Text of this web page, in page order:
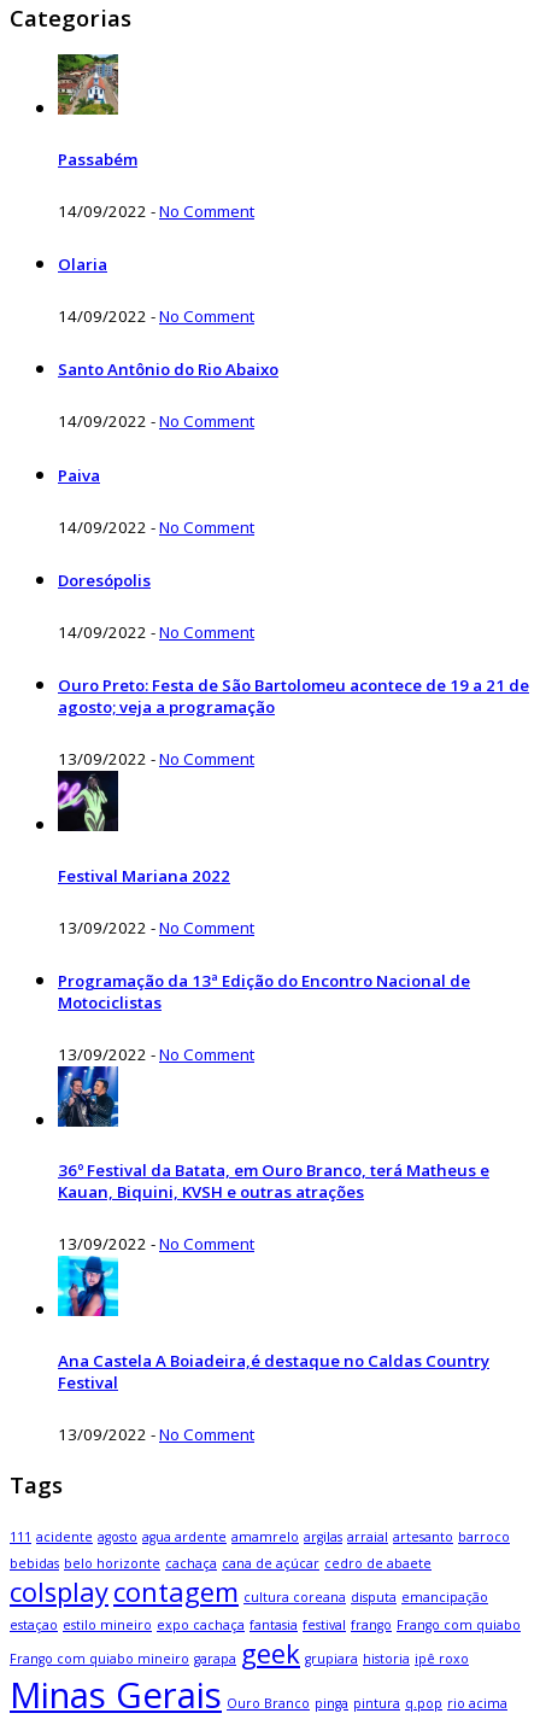
Categorias
Passabém
14/09/2022 -No Comment
Olaria
14/09/2022 -No Comment
Santo Antônio do Rio Abaixo
14/09/2022 -No Comment
Paiva
14/09/2022 -No Comment
Doresópolis
14/09/2022 -No Comment
Ouro Preto: Festa de São Bartolomeu acontece de 19 a 21 de
agosto; veja a programação
13/09/2022 -No Comment
Festival Mariana 2022
13/09/2022 -No Comment
Programação da 13ª Edição do Encontro Nacional de
Motociclistas
13/09/2022 -No Comment
36º Festival da Batata, em Ouro Branco, terá Matheus e
Kauan, Biquini, KVSH e outras atrações
13/09/2022 -No Comment
Ana Castela A Boiadeira,é destaque no Caldas Country
Festival
13/09/2022 -No Comment
Tags
111 acidente agosto agua ardente amamrelo argilas arraial artesanto barroco
bebidas belo horizonte cachaça cana de açúcar cedro de abaete
colsplaycontagem cultura coreana disputa emancipação
estaçao estilo mineiro expo cachaça fantasia festival frango Frango com quiabo
Frango com quiabo mineiro garapa geek grupiara historia ipê roxo
Minas Gerais Ouro Branco pinga pintura q.pop rio acima